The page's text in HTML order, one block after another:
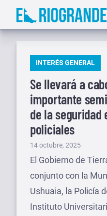
Saltar
PUBLICADO
INTERÉS GENERAL
Se llevará a
importante
de la
policiales
Publicado
el
14 octubre, 2025
El Gobierno de
conjunto con la
Ushuaia, la Policía
Instituto